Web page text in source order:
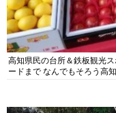
高知県民の台所＆鉄板観光
ードまで なんでもそろう高